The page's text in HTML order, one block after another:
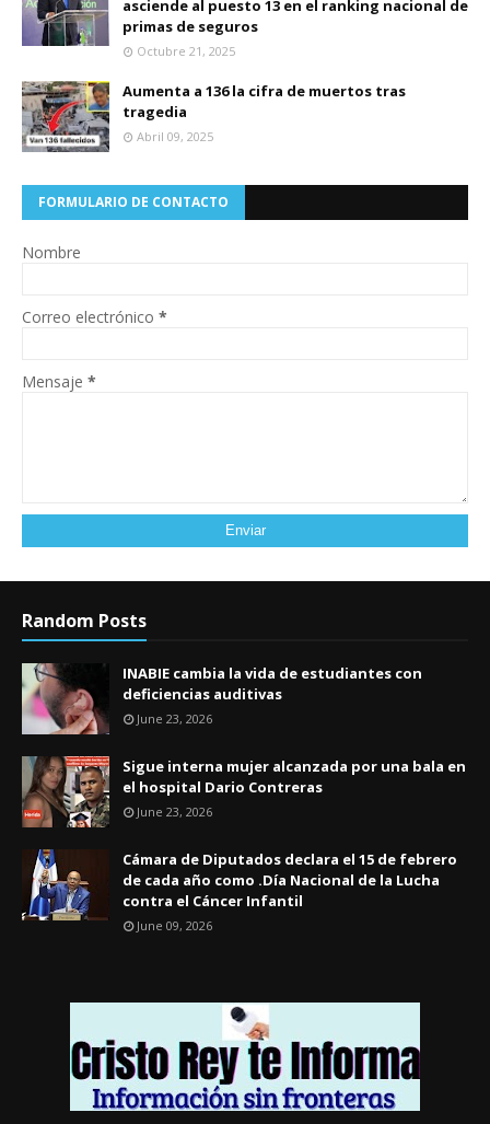
asciende al puesto 13 en el ranking nacional de
primas de seguros
Octubre 21, 2025
Aumenta a 136 la cifra de muertos tras
tragedia
Abril 09, 2025
FORMULARIO DE CONTACTO
Nombre
Correo electrónico *
Mensaje *
Random Posts
INABIE cambia la vida de estudiantes con
deficiencias auditivas
June 23, 2026
Sigue interna mujer alcanzada por una bala en
el hospital Dario Contreras
June 23, 2026
Cámara de Diputados declara el 15 de febrero
de cada año como .Día Nacional de la Lucha
contra el Cáncer Infantil
June 09, 2026